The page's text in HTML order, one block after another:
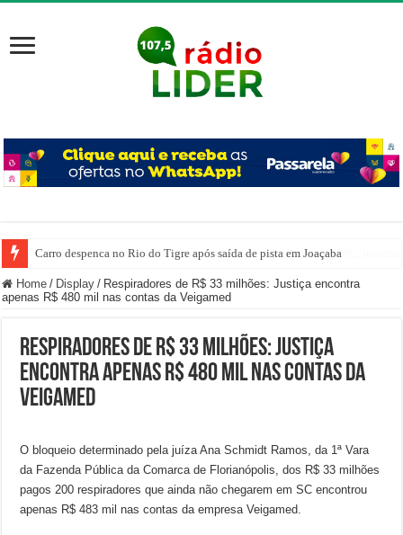
Carro despenca no Rio do Tigre após saída de pista em Joaçaba
Home / Display / Respiradores de R$ 33 milhões: Justiça encontra
apenas R$ 480 mil nas contas da Veigamed
Respiradores de R$ 33 milhões: Justiça
encontra apenas R$ 480 mil nas contas da
Veigamed
O bloqueio determinado pela juíza Ana Schmidt Ramos, da 1ª Vara
da Fazenda Pública da Comarca de Florianópolis, dos R$ 33 milhões
pagos 200 respiradores que ainda não chegarem em SC encontrou
apenas R$ 483 mil nas contas da empresa Veigamed.